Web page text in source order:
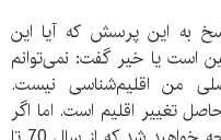
به این پرسش که آیا این
است یا خیر گفت: نمی‌توانم
من اقلیم‌شناسی نیست.
تغییر اقلیم است. اما اگر